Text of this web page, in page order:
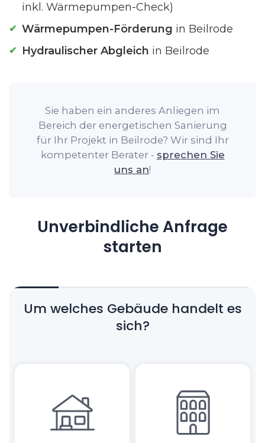
inkl. Wärmepumpen-Check)
Wärmepumpen-Förderung in Beilrode
Hydraulischer Abgleich in Beilrode
Sie haben ein anderes Anliegen im
Bereich der energetischen Sanierung
für Ihr Projekt in Beilrode? Wir sind Ihr
kompetenter Berater - sprechen Sie
uns an!
Unverbindliche Anfrage
starten